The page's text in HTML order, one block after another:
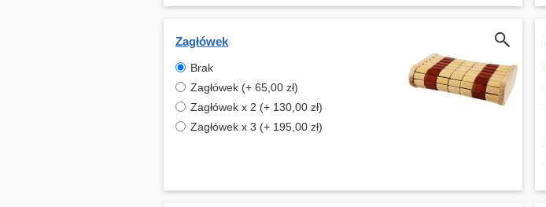
Zagłówek
Brak
Zagłówek (+ 65,00 zł)
Zagłówek x 2 (+ 130,00 zł)
Zagłówek x 3 (+ 195,00 zł)